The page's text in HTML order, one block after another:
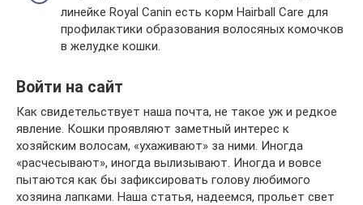
линейке Royal Canin есть корм Hairball Care для
профилактики образования волосяных комочков
в желудке кошки.
Войти на сайт
Как свидетельствует наша почта, не такое уж и редкое
явление. Кошки проявляют заметный интерес к
хозяйским волосам, «ухаживают» за ними. Иногда
«расчесывают», иногда вылизывают. Иногда и вовсе
пытаются как бы зафиксировать голову любимого
хозяина лапками. Наша статья, надеемся, прольет свет